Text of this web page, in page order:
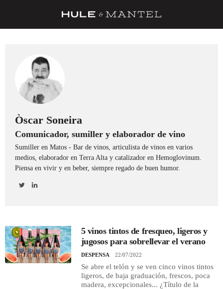
TRUCOS
DESPENSA
BARRAS Y ESTRELLAS
DÓNDE COMER
ÍDOLOS DE MESAS
CUADERNO DE VIAJE
INICIAR SESIÓN
Òscar Soneira
Comunicador, sumiller y elaborador de vino
Sumiller en Matos - Bar de vinos, articulista de vinos en varios
medios, elaborador en Terra Alta y catalizador en Hemoglovinum.
Piensa en vivir y en beber, siempre regado de buen humor.
5 vinos tintos de fresqueo, ligeros y
jugosos para sobrellevar el verano
DESPENSA 22/07/2022
Se abre el telón y se ven cinco vinos tintos
ligeros, de baja graduación, frescos, poca
madera, excepcionales... ¿Título de la